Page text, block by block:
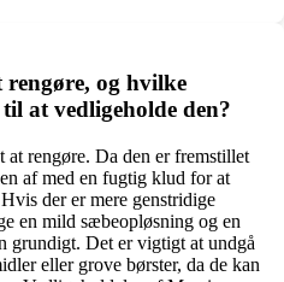
rengøre, og hvilke
at vedligeholde den?
at rengøre. Da den er fremstillet
af med en fugtig klud for at
der er mere genstridige
en mild sæbeopløsning og en
grundigt. Det er vigtigt at undgå
eller grove børster, da de kan